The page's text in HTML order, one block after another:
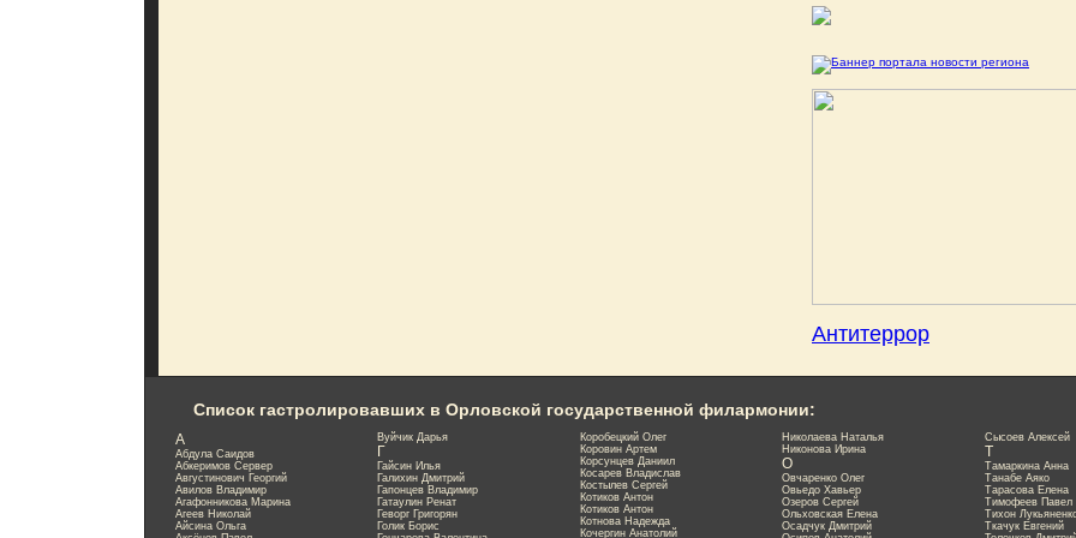
Антитеррор
Список гастролировавших в Орловской государственной филармонии:
А
Абдула Саидов
Абкеримов Сервер
Августинович Георгий
Авилов Владимир
Агафонникова Марина
Агеев Николай
Айсина Ольга
Вуйчик Дарья
Г
Гайсин Илья
Галихин Дмитрий
Гапонцев Владимир
Гатаулин Ренат
Геворг Григорян
Голик Борис
Коробецкий Олег
Коровин Артем
Корсунцев Даниил
Косарев Владислав
Костылев Сергей
Котиков Антон
Котиков Антон
Котнова Надежда
Кочергин Анатолий
Николаева Наталья
Никонова Ирина
О
Овчаренко Олег
Овьедо Хавьер
Озеров Сергей
Ольховская Елена
Осадчук Дмитрий
Сысоев Алексей
Т
Тамаркина Анна
Танабе Аяко
Тарасова Елена
Тимофеев Павел
Тихон
Ткачук Евгений